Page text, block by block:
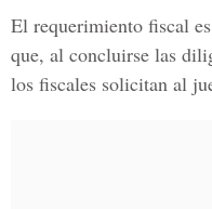
El requerimiento fiscal
que, al concluirse las
los fiscales solicitan al